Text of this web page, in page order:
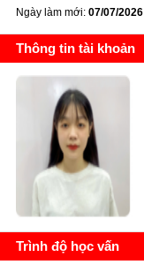
Ngày làm mới: 07/07/2026
Thông tin tài khoản
Trình độ học vấn